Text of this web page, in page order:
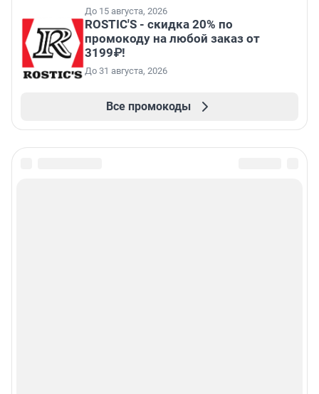
До 15 августа, 2026
ROSTIC'S - скидка 20% по
промокоду на любой заказ от
3199₽!
До 31 августа, 2026
Все промокоды